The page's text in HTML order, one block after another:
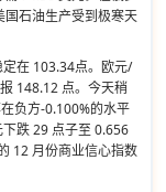
石油生产受到极寒天
在 103.34点。欧元/
148.12 点。今天稍
负方-0.100%的水平
跌 29 点子至 0.656
12 月份商业信心指数